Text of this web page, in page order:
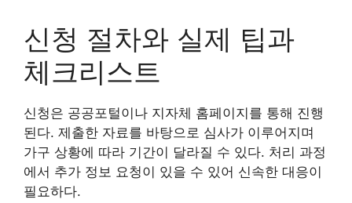
신청 절차와 실제 팁과
체크리스트
신청은 공공포털이나 지자체 홈페이지를 통해 진행
된다. 제출한 자료를 바탕으로 심사가 이루어지며
가구 상황에 따라 기간이 달라질 수 있다. 처리 과정
에서 추가 정보 요청이 있을 수 있어 신속한 대응이
필요하다.